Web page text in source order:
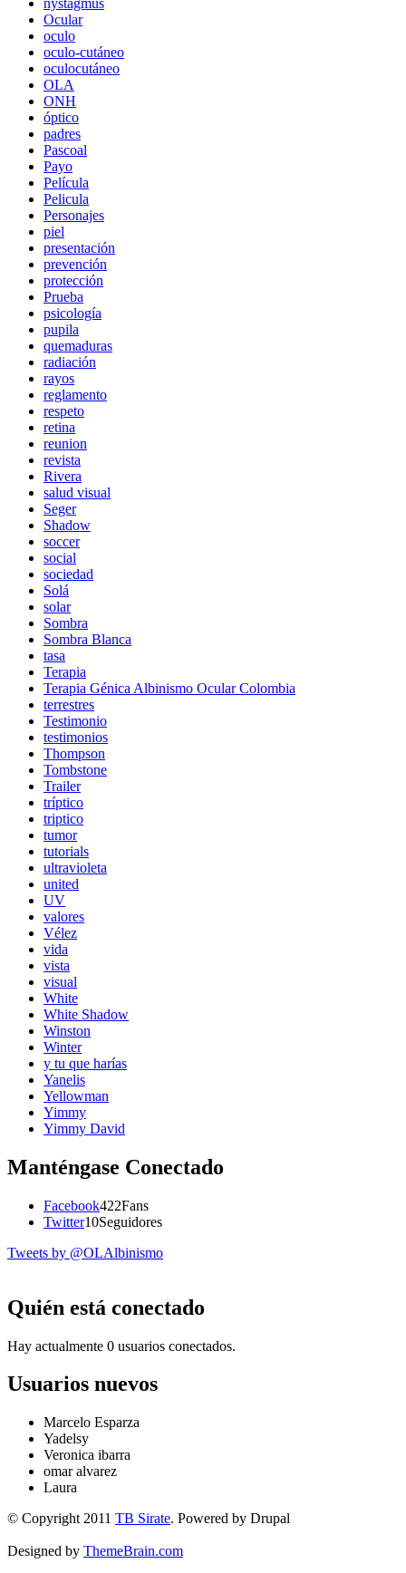
Ocular
oculo
oculo-cutáneo
oculocutáneo
OLA
ONH
óptico
padres
Pascoal
Payo
Película
Pelicula
Personajes
piel
presentación
prevención
protección
Prueba
psicología
pupila
quemaduras
radiación
rayos
reglamento
respeto
retina
reunion
revista
Rivera
salud visual
Seger
Shadow
soccer
social
sociedad
Solá
solar
Sombra
Sombra Blanca
tasa
Terapia
Terapia Génica Albinismo Ocular Colombia
terrestres
Testimonio
testimonios
Thompson
Tombstone
Trailer
tríptico
triptico
tumor
tutorials
ultravioleta
united
UV
valores
Vélez
vida
vista
visual
White
White Shadow
Winston
Winter
y tu que harías
Yanelis
Yellowman
Yimmy
Yimmy David
Manténgase Conectado
Facebook422Fans
Twitter10Seguidores
Tweets by @OLAlbinismo
Quién está conectado
Hay actualmente 0 usuarios conectados.
Usuarios nuevos
Marcelo Esparza
Yadelsy
Veronica ibarra
omar alvarez
Laura
© Copyright 2011 TB Sirate. Powered by Drupal
Designed by ThemeBrain.com